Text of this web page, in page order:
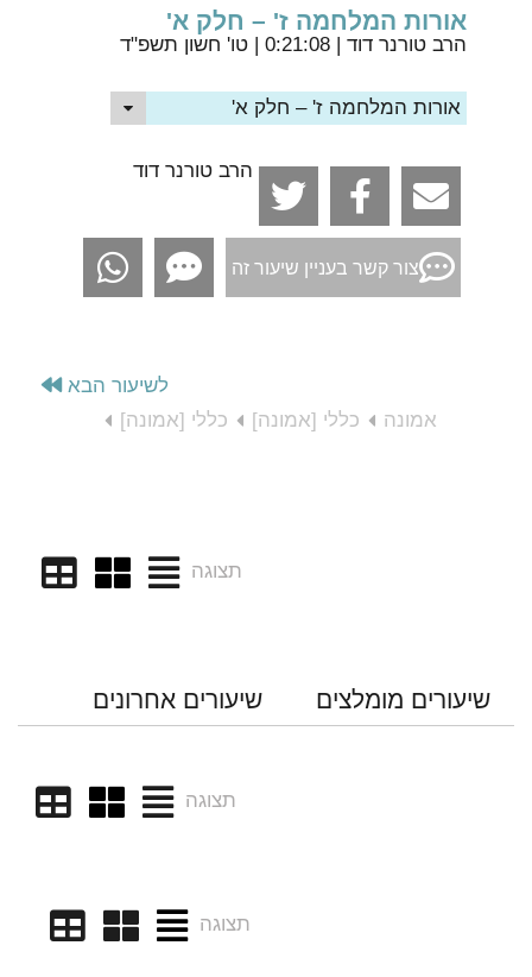
אורות המלחמה ז' – חלק א'
הרב טורנר דוד
אורות המלחמה ז' – חלק א'
הרב טורנר דוד
צור קשר בעניין שיעור זה
לשיעור הבא
אמונה
כללי [אמונה] כללי [אמונה]
תצוגה
שיעורים מומלצים שיעורים אחרונים
תצוגה
תצוגה